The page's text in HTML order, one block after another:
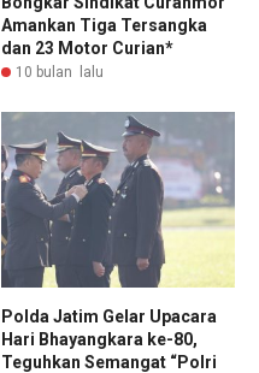
Amankan Tiga Tersangka
dan 23 Motor Curian*
10 bulan lalu
Polda Jatim Gelar Upacara
Hari Bhayangkara ke-80,
Teguhkan Semangat “Polri